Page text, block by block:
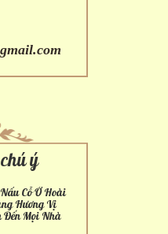
ý
Cỗ Ở Hoài
Hương Vị
Đến Mọi Nhà